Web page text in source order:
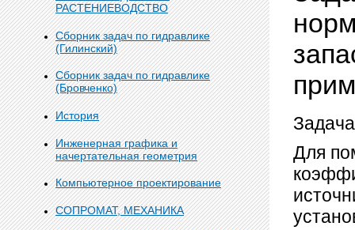
РАСТЕНИЕВОДСТВО
Сборник задач по гидравлике
(Гилинский)
Сборник задач по гидравлике
(Бровченко)
История
Инженерная графика и
начертательная геометрия
Компьютерное проектирование
СОПРОМАТ, МЕХАНИКА
Для